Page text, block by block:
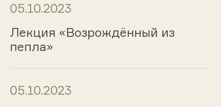
05.10.2023
Лекция «Возрождённый из
пепла»
05.10.2023